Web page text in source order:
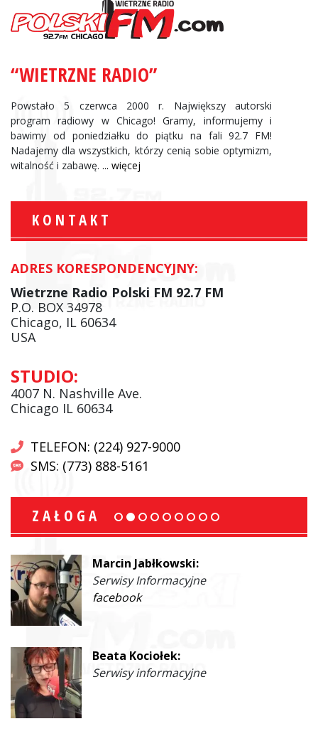
“WIETRZNE RADIO”
Powstało 5 czerwca 2000 r. Największy autorski
program radiowy w Chicago! Gramy, informujemy i
bawimy od poniedziałku do piątku na fali 92.7 FM!
Nadajemy dla wszystkich, którzy cenią sobie optymizm,
witalność i zabawę. ... więcej
KONTAKT
ADRES KORESPONDENCYJNY:
Wietrzne Radio Polski FM 92.7 FM
P.O. BOX 34978
Chicago, IL 60634
USA
STUDIO:
4007 N. Nashville Ave.
Chicago IL 60634
TELEFON: (224) 927-9000
SMS: (773) 888-5161
ZAŁOGA
Marcin Jabłkowski:
Serwisy Informacyjne
facebook
Beata Kociołek:
Serwisy informacyjne